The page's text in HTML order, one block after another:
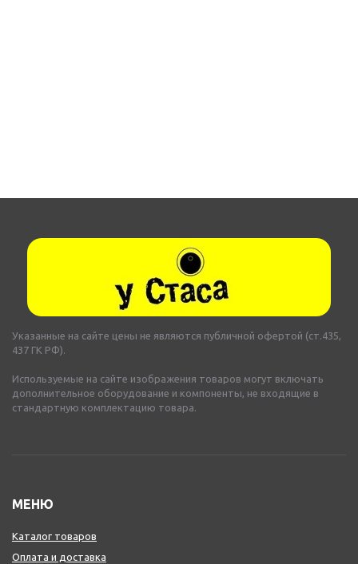
Указанные на сайте цены не являются публичной офертой (ст.435,
437 ГК РФ).
Используемые на сайте изображения товаров могут включать
дополнительное оборудование и компоненты, не входящие в
стандартную комплектацию товара.
МЕНЮ
Каталог товаров
Оплата и доставка